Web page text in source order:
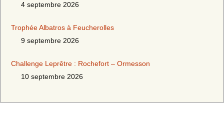
4 septembre 2026
Trophée Albatros à Feucherolles
9 septembre 2026
Challenge Leprêtre : Rochefort – Ormesson
10 septembre 2026